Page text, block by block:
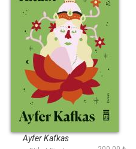
Yasak İlmin Kitabı
Ayfer Kafkas